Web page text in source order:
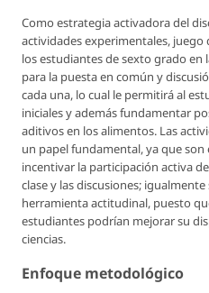
Como estrategia activadora del
actividades experimentales, juego
los estudiantes de sexto grado en
para la puesta en común y
cada una, lo cual le permitirá al
iniciales y además fundamentar
aditivos en los alimentos. Las
un papel fundamental, ya que son
incentivar la participación activa
clase y las discusiones;
herramienta actitudinal, puesto
estudiantes podrían mejorar su
ciencias.
Enfoque metodológico